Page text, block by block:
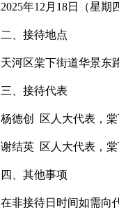
2025年12月18日（星期
二、接待地点
天河区棠下街道华景东
三、接待代表
杨德创 区人大代表，
谢结英 区人大代表，
四、其他事项
在非接待日时间如需向